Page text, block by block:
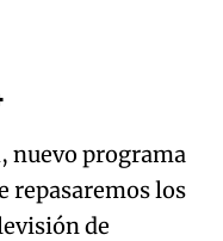
nuevo programa
repasaremos los
de